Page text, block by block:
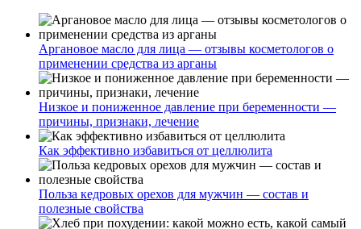
Аргановое масло для лица — отзывы косметологов о
применении средства из арганы
Низкое и пониженное давление при беременности —
причины, признаки, лечение
Как эффективно избавиться от целлюлита
Польза кедровых орехов для мужчин — состав и
полезные свойства